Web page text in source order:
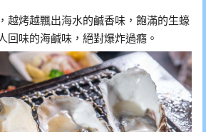
越烤越飄出海水的鹹香味，飽滿的生蠔
回味的海鹹味，絕對爆炸過癮。